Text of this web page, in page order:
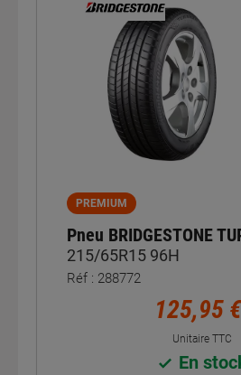
PREMIUM
Pneu BRIDGESTONE
215/65R15 96H
Réf : 288772
125,95 €
Unitaire TTC
En